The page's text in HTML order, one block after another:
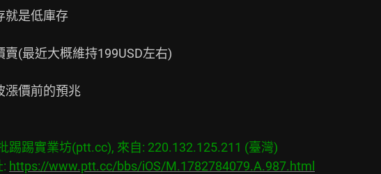
就是低庫存
賣(最近大概維持199USD左右)
漲價前的預兆
踢踢實業坊(ptt.cc), 來自: 220.132.125.211 (臺灣)
https://www.ptt.cc/bbs/iOS/M.1782784079.A.987.html